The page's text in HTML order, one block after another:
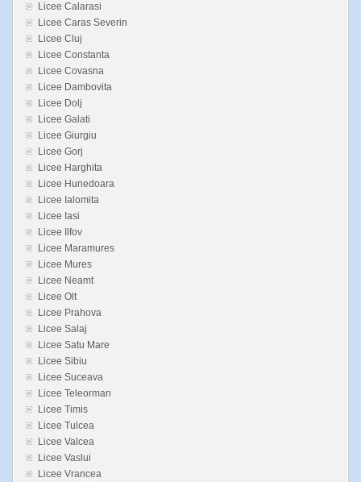
Licee Calarasi
Licee Caras Severin
Licee Cluj
Licee Constanta
Licee Covasna
Licee Dambovita
Licee Dolj
Licee Galati
Licee Giurgiu
Licee Gorj
Licee Harghita
Licee Hunedoara
Licee Ialomita
Licee Iasi
Licee Ilfov
Licee Maramures
Licee Mures
Licee Neamt
Licee Olt
Licee Prahova
Licee Salaj
Licee Satu Mare
Licee Sibiu
Licee Suceava
Licee Teleorman
Licee Timis
Licee Tulcea
Licee Valcea
Licee Vaslui
Licee Vrancea